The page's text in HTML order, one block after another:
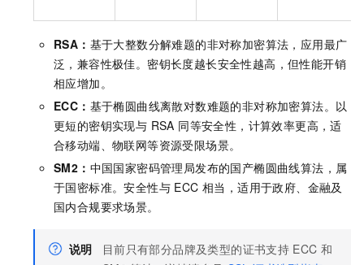
RSA： 基于大整数分解难题的非对称加密算法，应用最广
泛，兼容性极佳。密钥长度越长安全性越高，但性能开销
相应增加。
ECC： 基于椭圆曲线离散对数难题的非对称加密算法。以
更短的密钥实现与 RSA 同等安全性，计算效率更高，适
合移动端、物联网等资源受限场景。
SM2： 中国国家密码管理局发布的国产椭圆曲线算法，属
于国密标准。安全性与 ECC 相当，适用于政府、金融及
国内合规要求场景。
说明 目前只有部分品牌及类型的证书支持 ECC 和